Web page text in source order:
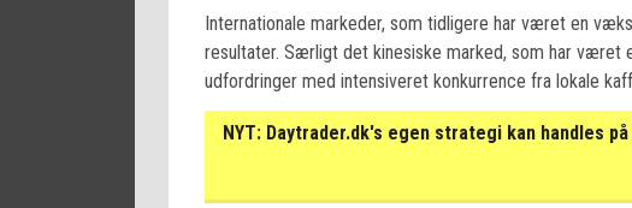
Internationale markeder, som tidligere har været en
resultater. Særligt det kinesiske marked, som har været
udfordringer med intensiveret konkurrence fra lokale
NYT: Daytrader.dk's egen strategi kan handles